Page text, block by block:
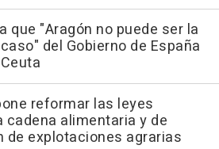
que "Aragón no puede ser la
del Gobierno de España
reformar las leyes
cadena alimentaria y de
de explotaciones agrarias